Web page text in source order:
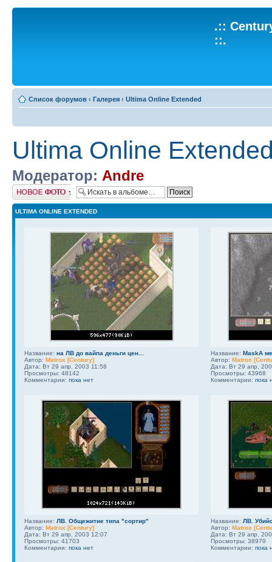
.::
::.
Список форумов ‹ Галерея ‹ Ultima Online Extended
Ultima Online
Модератор: Andre
Добавить фото
ULTIMA ONLINE EXTENDED
Название: на ЛВ до вайпа деньги цен...
Автор: Matrox [Century]
Дата: Вт 29 апр, 2003 11:58
Просмотры: 48142
Комментарии: пока нет
Название: MaskA
Автор: Matrox
Дата: Вт 29 апр,
Просмотры: 43968
Комментарии: пока
Название: ЛВ. Общежитие типа "сортир"
Автор: Matrox [Century]
Дата: Вт 29 апр, 2003 12:07
Просмотры: 41703
Комментарии: пока нет
Название: ЛВ.
Автор: Matrox
Дата: Вт 29 апр,
Просмотры: 38979
Комментарии: пока